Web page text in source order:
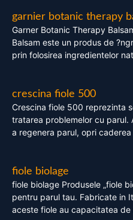
garnier botanic therapy
Garner Botanic Therapy
Balsam este un produs de
prin folosirea ingredientelor
crescina fiole 500
Crescina fiole 500 reprezinta
tratarea problemelor cu
a regenera parul, opri
fiole biolage
fiole biolage Produsele „fiole
pentru parul tau. Fabricate in
aceste fiole au capacitatea de